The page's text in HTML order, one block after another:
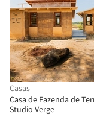
Casas
Casa de Fazenda de
Studio Verge